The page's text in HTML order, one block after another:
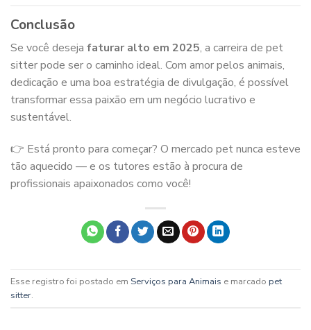
Conclusão
Se você deseja faturar alto em 2025, a carreira de pet
sitter pode ser o caminho ideal. Com amor pelos animais,
dedicação e uma boa estratégia de divulgação, é possível
transformar essa paixão em um negócio lucrativo e
sustentável.
👉 Está pronto para começar? O mercado pet nunca esteve
tão aquecido — e os tutores estão à procura de
profissionais apaixonados como você!
Esse registro foi postado em Serviços para Animais e marcado pet
sitter.